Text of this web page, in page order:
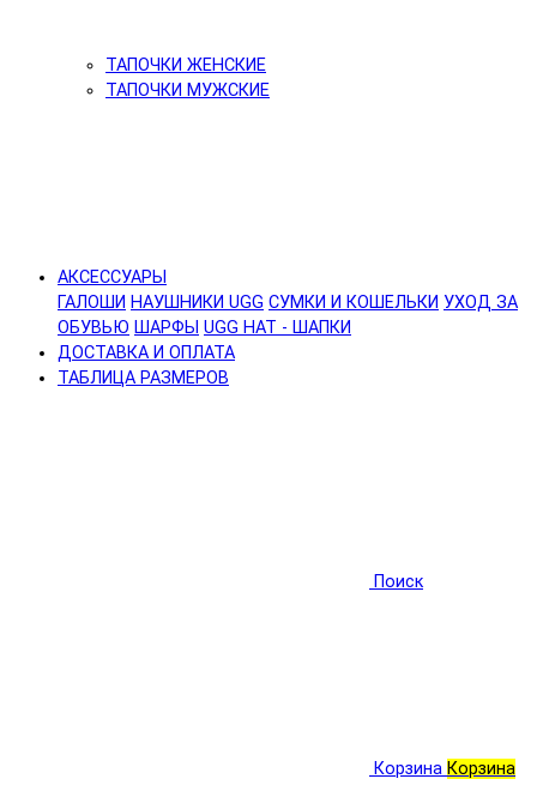
ТАПОЧКИ ЖЕНСКИЕ
ТАПОЧКИ МУЖСКИЕ
АКСЕССУАРЫ
ГАЛОШИ НАУШНИКИ UGG СУМКИ И КОШЕЛЬКИ УХОД ЗА
ОБУВЬЮ ШАРФЫ UGG HAT - ШАПКИ
ДОСТАВКА И ОПЛАТА
ТАБЛИЦА РАЗМЕРОВ
Поиск
Корзина Корзина